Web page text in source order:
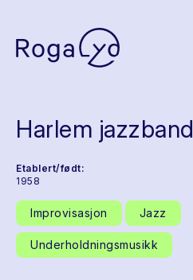
Harlem jazzband
Etablert/født:
1958
Improvisasjon Jazz
Underholdningsmusikk